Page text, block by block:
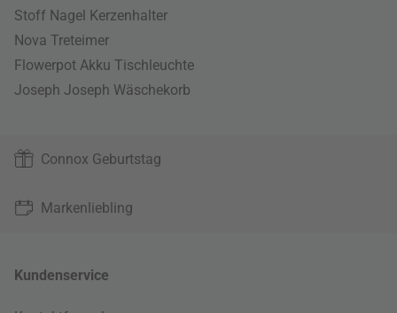
Stoff Nagel Kerzenhalter
Nova Treteimer
Flowerpot Akku Tischleuchte
Joseph Joseph Wäschekorb
Connox Geburtstag
Markenliebling
Kundenservice